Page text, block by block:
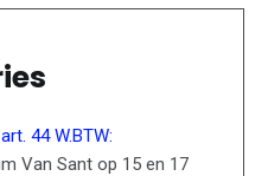
44 W.BTW:
Van Sant op 15 en 17